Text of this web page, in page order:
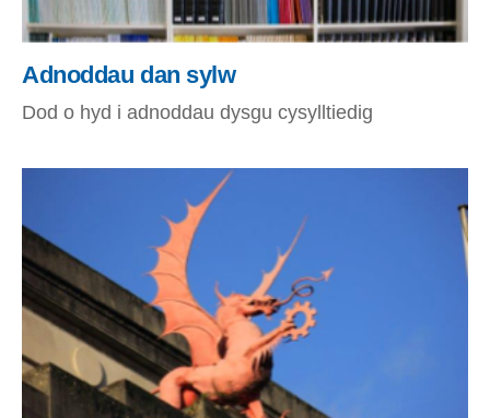
Adnoddau dan sylw
Dod o hyd i adnoddau dysgu cysylltiedig